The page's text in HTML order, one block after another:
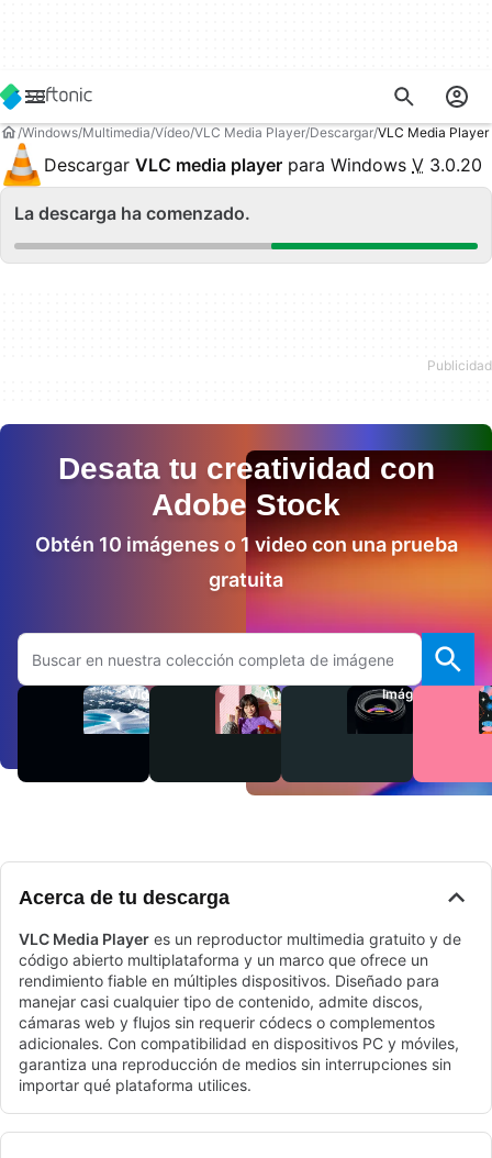
Windows Multimedia Vídeo VLC Media Player Descargar VLC Media
Descargar VLC media player para Windows V 3.0.20
La descarga ha comenzado.
Desata tu creatividad con
Adobe Stock
Obtén 10 imágenes o 1 video con una prueba
gratuita
Buscar en el sitio web de Adobe.com
Videos Audio Imágenes
Acerca de tu descarga
VLC Media Player es un reproductor multimedia gratuito y de
código abierto multiplataforma y un marco que ofrece un
rendimiento fiable en múltiples dispositivos. Diseñado para
manejar casi cualquier tipo de contenido, admite discos,
cámaras web y flujos sin requerir códecs o complementos
adicionales. Con compatibilidad en dispositivos PC y móviles,
garantiza una reproducción de medios sin interrupciones sin
importar qué plataforma utilices.